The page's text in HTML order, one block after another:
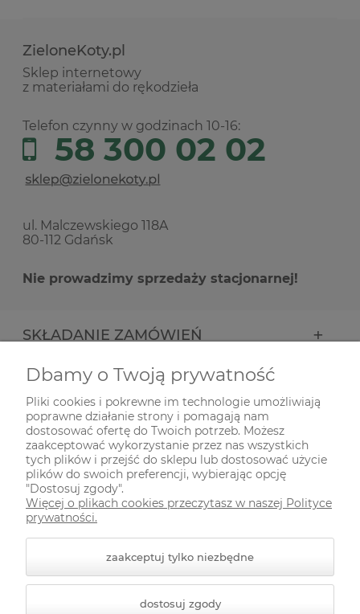
ZieloneKoty.pl
Sklep internetowy
z materiałami do rękodzieła
Telefon czynny w godzinach 10-16:
58 300 02 02
ul. Malczewskiego 118A
80-112 Gdańsk
Nie prowadzimy sprzedaży stacjonarnej!
SKŁADANIE ZAMÓWIEŃ
INFORMACJE
ODWIEDŹ NAS NA
Dbamy o Twoją prywatność
Pliki cookies i pokrewne im technologie umożliwiają
poprawne działanie strony i pomagają nam
dostosować ofertę do Twoich potrzeb. Możesz
zaakceptować wykorzystanie przez nas wszystkich
tych plików i przejść do sklepu lub dostosować użycie
plików do swoich preferencji, wybierając opcję
"Dostosuj zgody".
Więcej o plikach cookies przeczytasz w naszej Polityce
prywatności.
zaakceptuj tylko niezbędne
dostosuj zgody